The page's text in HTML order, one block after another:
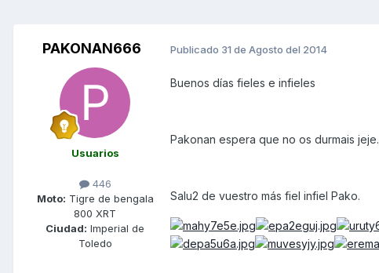
PAKONAN666
Usuarios
446
Moto: Tigre de bengala
800 XRT
Ciudad: Imperial de
Toledo
Publicado 31 de Agosto del 2014
Buenos días fieles e infieles
Pakonan espera que no os durmais jeje.
Salu2 de vuestro más fiel infiel Pako.